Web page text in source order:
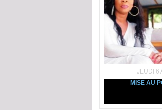
JEUDI 6
MISE AU